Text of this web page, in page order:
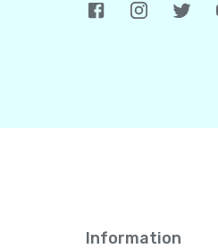
Information